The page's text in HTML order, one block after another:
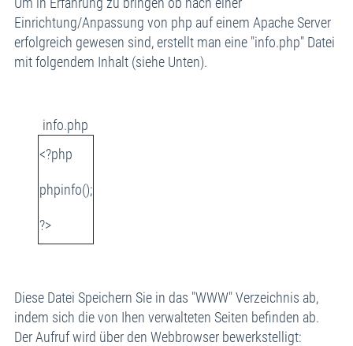
Einrichtung/Anpassung von php auf einem Apache Server
erfolgreich gewesen sind, erstellt man eine "info.php" Datei
mit folgendem Inhalt (siehe Unten).
info.php
<?php
phpinfo();
?>
Diese Datei Speichern Sie in das "WWW" Verzeichnis ab,
indem sich die von Ihen verwalteten Seiten befinden ab.
Der Aufruf wird über den Webbrowser bewerkstelligt: